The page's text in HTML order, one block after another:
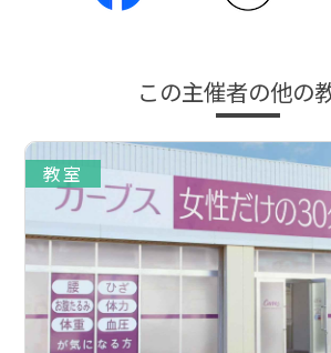
この主催者の他の
教室